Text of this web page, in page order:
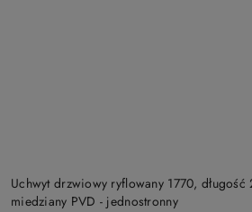
Uchwyt drzwiowy ryflowany 1770, długość
miedziany PVD - jednostronny